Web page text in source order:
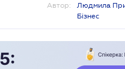
Автор:
Людмила
Бізнес